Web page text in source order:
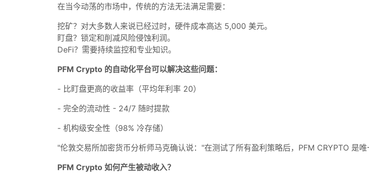
在当今动荡的市场中，传统的方法无法满足需要：
挖矿？对大多数人来说已经过时，硬件成本高达 5,000 美元。
盯盘？锁定和削减风险侵蚀利润。
DeFi？需要持续监控和专业知识。
PFM Crypto 的自动化平台可以解决这些问题：
- 比盯盘更高的收益率（平均年利率 20）
- 完全的流动性 - 24/7 随时提款
- 机构级安全性（98% 冷存储）
"伦敦交易所加密货币分析师马克确认说："在测试了所有盈利策略后，PFM CRYPTO 是
PFM Crypto 如何产生被动收入？